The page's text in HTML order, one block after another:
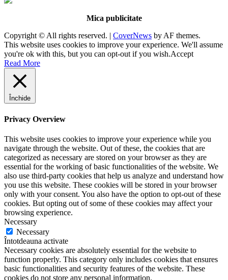
Mica publicitate
Copyright © All rights reserved. | CoverNews by AF themes.
This website uses cookies to improve your experience. We'll assume
you're ok with this, but you can opt-out if you wish.Accept
Read More
Închide
Privacy Overview
This website uses cookies to improve your experience while you
navigate through the website. Out of these, the cookies that are
categorized as necessary are stored on your browser as they are
essential for the working of basic functionalities of the website. We
also use third-party cookies that help us analyze and understand how
you use this website. These cookies will be stored in your browser
only with your consent. You also have the option to opt-out of these
cookies. But opting out of some of these cookies may affect your
browsing experience.
Necessary
Necessary
Întotdeauna activate
Necessary cookies are absolutely essential for the website to
function properly. This category only includes cookies that ensures
basic functionalities and security features of the website. These
cookies do not store any personal information.